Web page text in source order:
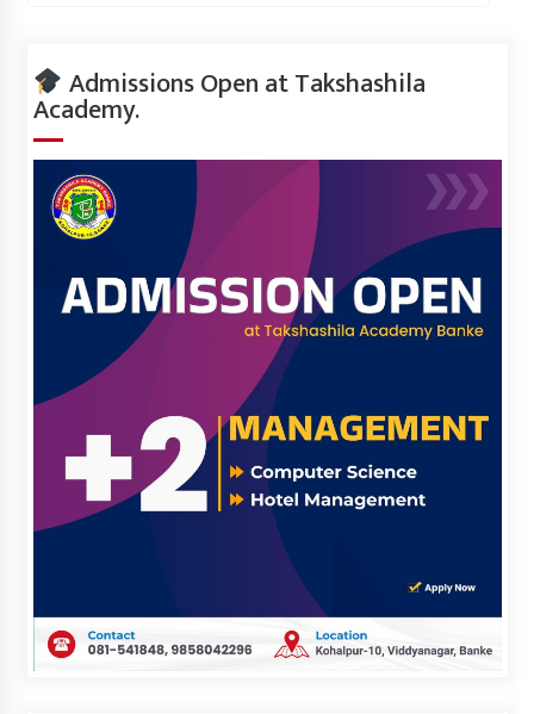
Admissions Open at Takshashila
Academy.